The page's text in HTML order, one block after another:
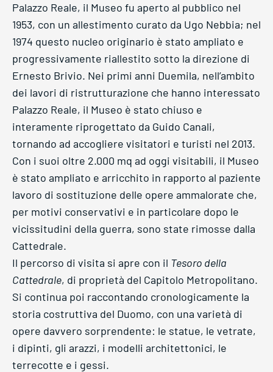
Palazzo Reale, il Museo fu aperto al pubblico nel
1953, con un allestimento curato da Ugo Nebbia; nel
1974 questo nucleo originario è stato ampliato e
progressivamente riallestito sotto la direzione di
Ernesto Brivio. Nei primi anni Duemila, nell’ambito
dei lavori di ristrutturazione che hanno interessato
Palazzo Reale, il Museo è stato chiuso e
interamente riprogettato da Guido Canali,
tornando ad accogliere visitatori e turisti nel 2013.
Con i suoi oltre 2.000 mq ad oggi visitabili, il Museo
è stato ampliato e arricchito in rapporto al paziente
lavoro di sostituzione delle opere ammalorate che,
per motivi conservativi e in particolare dopo le
vicissitudini della guerra, sono state rimosse dalla
Cattedrale.
Il percorso di visita si apre con il Tesoro della
Cattedrale, di proprietà del Capitolo Metropolitano.
Si continua poi raccontando cronologicamente la
storia costruttiva del Duomo, con una varietà di
opere davvero sorprendente: le statue, le vetrate,
i dipinti, gli arazzi, i modelli architettonici, le
terrecotte e i gessi.